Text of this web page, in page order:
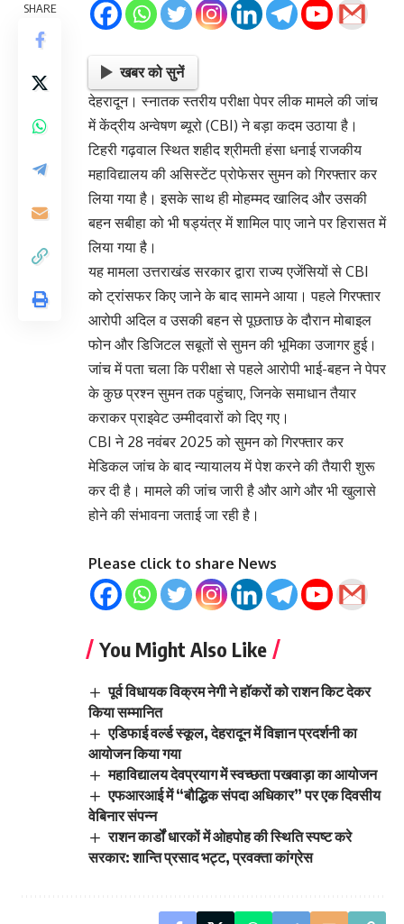
SHARE
खबर को सुनें
देहरादून। स्नातक स्तरीय परीक्षा पेपर लीक मामले की जांच
में केंद्रीय अन्वेषण ब्यूरो (CBI) ने बड़ा कदम उठाया है।
टिहरी गढ़वाल स्थित शहीद श्रीमती हंसा धनाई राजकीय
महाविद्यालय की असिस्टेंट प्रोफेसर सुमन को गिरफ्तार कर
लिया गया है। इसके साथ ही मोहम्मद खालिद और उसकी
बहन सबीहा को भी षड्यंत्र में शामिल पाए जाने पर हिरासत में
लिया गया है।
यह मामला उत्तराखंड सरकार द्वारा राज्य एजेंसियों से CBI
को ट्रांसफर किए जाने के बाद सामने आया। पहले गिरफ्तार
आरोपी अदिल व उसकी बहन से पूछताछ के दौरान मोबाइल
फोन और डिजिटल सबूतों से सुमन की भूमिका उजागर हुई।
जांच में पता चला कि परीक्षा से पहले आरोपी भाई-बहन ने पेपर
के कुछ प्रश्न सुमन तक पहुंचाए, जिनके समाधान तैयार
कराकर प्राइवेट उम्मीदवारों को दिए गए।
CBI ने 28 नवंबर 2025 को सुमन को गिरफ्तार कर
मेडिकल जांच के बाद न्यायालय में पेश करने की तैयारी शुरू
कर दी है। मामले की जांच जारी है और आगे और भी खुलासे
होने की संभावना जताई जा रही है।
Please click to share News
You Might Also Like
पूर्व विधायक विक्रम नेगी ने हॉकरों को राशन किट देकर
किया सम्मानित
एडिफाई वर्ल्ड स्कूल, देहरादून में विज्ञान प्रदर्शनी का
आयोजन किया गया
महाविद्यालय देवप्रयाग में स्वच्छता पखवाड़ा का आयोजन
एफआरआई में “बौद्धिक संपदा अधिकार” पर एक दिवसीय
वेबिनार संपन्न
राशन कार्डों धारकों में ओहपोह की स्थिति स्पष्ट करे
सरकार: शान्ति प्रसाद भट्ट, प्रवक्ता कांग्रेस